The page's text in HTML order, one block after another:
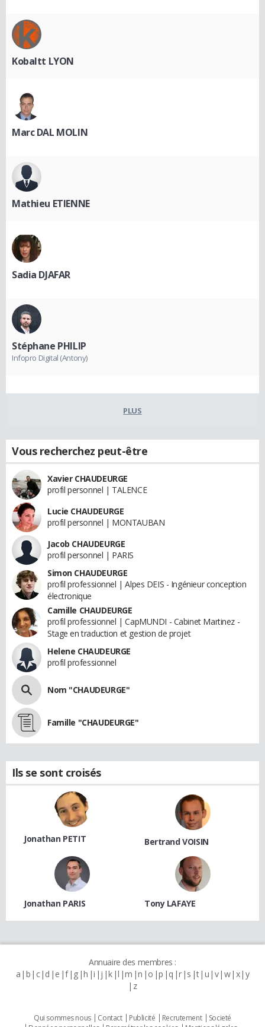
Kobaltt LYON
Marc DAL MOLIN
Mathieu ETIENNE
Sadia DJAFAR
Stéphane PHILIP
Infopro Digital (Antony)
PLUS
Vous recherchez peut-être
Xavier CHAUDEURGE
profil personnel | TALENCE
Lucie CHAUDEURGE
profil personnel | MONTAUBAN
Jacob CHAUDEURGE
profil personnel | PARIS
Simon CHAUDEURGE
profil professionnel | Alpes DEIS - Ingénieur conception
électronique
Camille CHAUDEURGE
profil professionnel | CapMUNDI - Cabinet Martinez -
Stage en traduction et gestion de projet
Helene CHAUDEURGE
profil professionnel
Nom "CHAUDEURGE"
Famille "CHAUDEURGE"
Ils se sont croisés
Jonathan PETIT Bertrand VOISIN
Jonathan PARIS Tony LAFAYE
Annuaire des membres :
a b c d e f g h i j k l m n o p q r s t u v w x y
z
Qui sommes nous Contact Publicité Recrutement
Societé